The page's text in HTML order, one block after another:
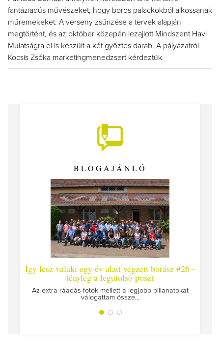
fantáziadús művészeket, hogy boros palackokból alkossanak
műremekeket. A verseny zsűrizése a tervek alapján
megtörtént, és az október közepén lezajlott Mindszent Havi
Mulatságra el is készült a két győztes darab. A pályázatról
Kocsis Zsóka marketingmenedzsert kérdeztük.
BLOGAJÁNLÓ
Így lesz valaki egy év alatt végzett borász #26 -
tényleg a legutolsó poszt
Az extra ráadás fotók mellett a legjobb pillanatokat
válogattam össze...